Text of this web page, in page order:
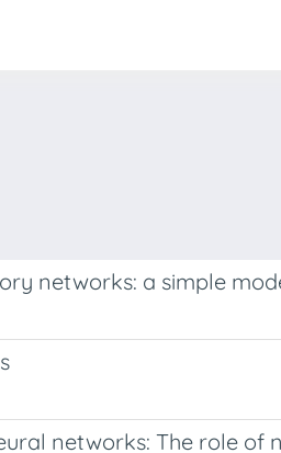
networks: a simple
networks: The role of